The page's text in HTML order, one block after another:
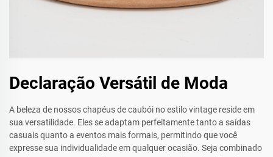
Declaração Versátil de Moda
A beleza de nossos chapéus de caubói no estilo vintage reside em
sua versatilidade. Eles se adaptam perfeitamente tanto a saídas
casuais quanto a eventos mais formais, permitindo que você
expresse sua individualidade em qualquer ocasião. Seja combinado